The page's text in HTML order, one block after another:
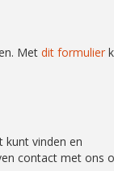
Met dit formulier
kunt vinden en
contact met ons